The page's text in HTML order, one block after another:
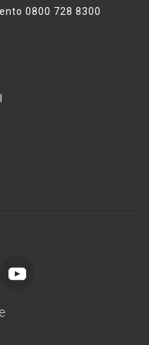
0800 728 8300